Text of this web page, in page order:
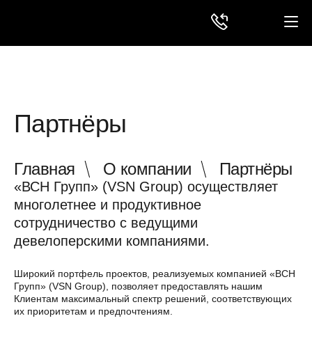
Партнёры
Главная О компании Партнёры
«ВСН Групп» (VSN Group) осуществляет
многолетнее и продуктивное
сотрудничество с ведущими
девелоперскими компаниями.
Широкий портфель проектов, реализуемых компанией «ВСН
Групп» (VSN Group), позволяет предоставлять нашим
Клиентам максимальный спектр решений, соответствующих
их приоритетам и предпочтениям.